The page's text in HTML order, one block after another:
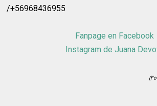
/+56968436955
Fanpage en Facebook
Instagram de Juana